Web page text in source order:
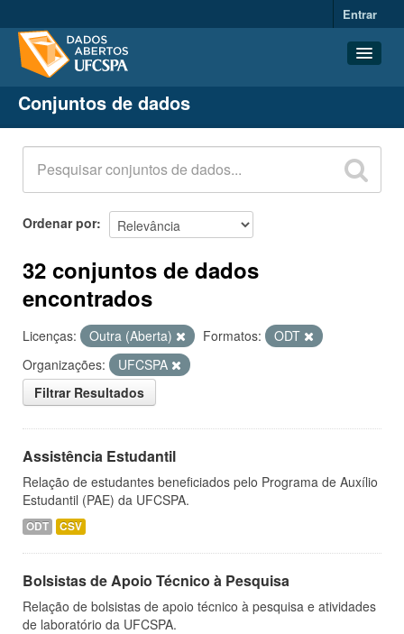
Entrar
Conjuntos de dados
Organizações
Grupos
Sobre
Conjuntos de dados
Ordenar por
32 conjuntos de dados
encontrados
Licenças: Outra (Aberta) Formatos:
ODT
Organizações:
UFCSPA
Filtrar Resultados
Assistência Estudantil
Relação de estudantes beneficiados pelo Programa de Auxílio
Estudantil (PAE) da UFCSPA.
ODT CSV
Bolsistas de Apoio Técnico à Pesquisa
Relação de bolsistas de apoio técnico à pesquisa e atividades
de laboratório da UFCSPA.